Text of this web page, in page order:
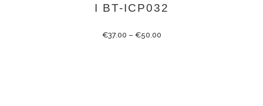
I BT-ICP032
€37.00 – €50.00